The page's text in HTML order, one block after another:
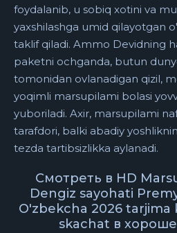
foydalanib, u sobiq xotini va
yaxshilashga umid qilayotgan
taklif qiladi. Ammo Devidning
paketni ochganda, butun
tomonidan ovlanadigan qizil,
yoqimli marsupilami bolasi
yuboriladi. Axir, marsupilami
tarafdori, balki abadiy
tezda tartibsizlikka aylanadi.
Смотреть в HD
Dengiz sayohati
O'zbekcha 2026 tarjima
skachat в